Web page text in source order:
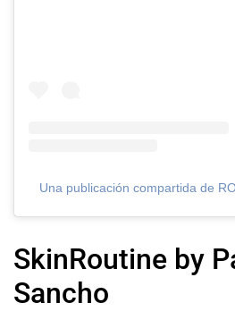
Una publicación compartida de
SkinRoutine by
Sancho